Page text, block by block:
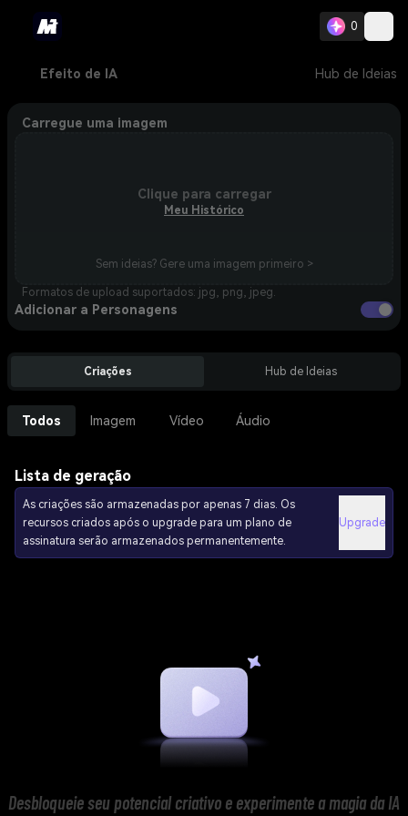
0
Efeito de IA Hub de Ideias
Carregue uma imagem
Clique para carregar
Meu Histórico
Sem ideias? Gere uma imagem primeiro >
Formatos de upload suportados: jpg, png, jpeg.
Adicionar a Personagens
Criações Hub de Ideias
Todos Imagem Vídeo Áudio
Lista de geração
As criações são armazenadas por apenas 7 dias. Os
recursos criados após o upgrade para um plano de
assinatura serão armazenados permanentemente.
Upgrade
Desbloqueie seu potencial criativo e experimente a magia da IA